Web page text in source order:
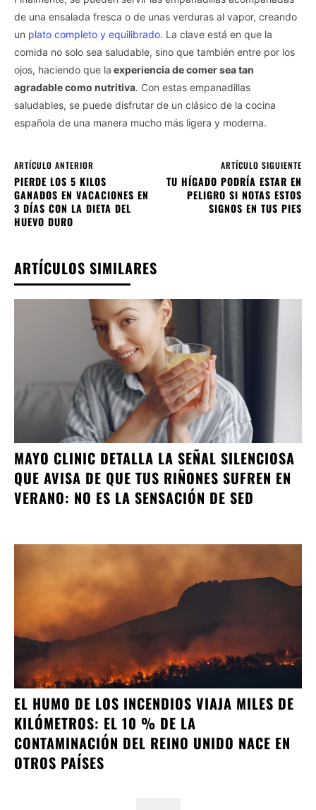
de una ensalada fresca o de unas verduras al vapor, creando
un plato completo y equilibrado. La clave está en que la
comida no solo sea saludable, sino que también entre por los
ojos, haciendo que la experiencia de comer sea tan
agradable como nutritiva. Con estas empanadillas
saludables, se puede disfrutar de un clásico de la cocina
española de una manera mucho más ligera y moderna.
ARTÍCULO ANTERIOR
PIERDE LOS 5 KILOS
GANADOS EN VACACIONES EN
3 DÍAS CON LA DIETA DEL
HUEVO DURO
ARTÍCULO SIGUIENTE
TU HÍGADO PODRÍA ESTAR EN
PELIGRO SI NOTAS ESTOS
SIGNOS EN TUS PIES
ARTÍCULOS SIMILARES
MAYO CLINIC DETALLA LA SEÑAL SILENCIOSA
QUE AVISA DE QUE TUS RIÑONES SUFREN EN
VERANO: NO ES LA SENSACIÓN DE SED
EL HUMO DE LOS INCENDIOS VIAJA MILES DE
KILÓMETROS: EL 10 % DE LA
CONTAMINACIÓN DEL REINO UNIDO NACE EN
OTROS PAÍSES